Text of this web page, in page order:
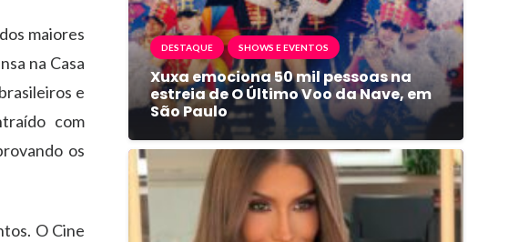
maiores
na Casa
e
com
os
O Cine
DESTAQUE SHOWS E EVENTOS
Xuxa emociona 50 mil pessoas na
estreia de O Último Voo da Nave, em
São Paulo